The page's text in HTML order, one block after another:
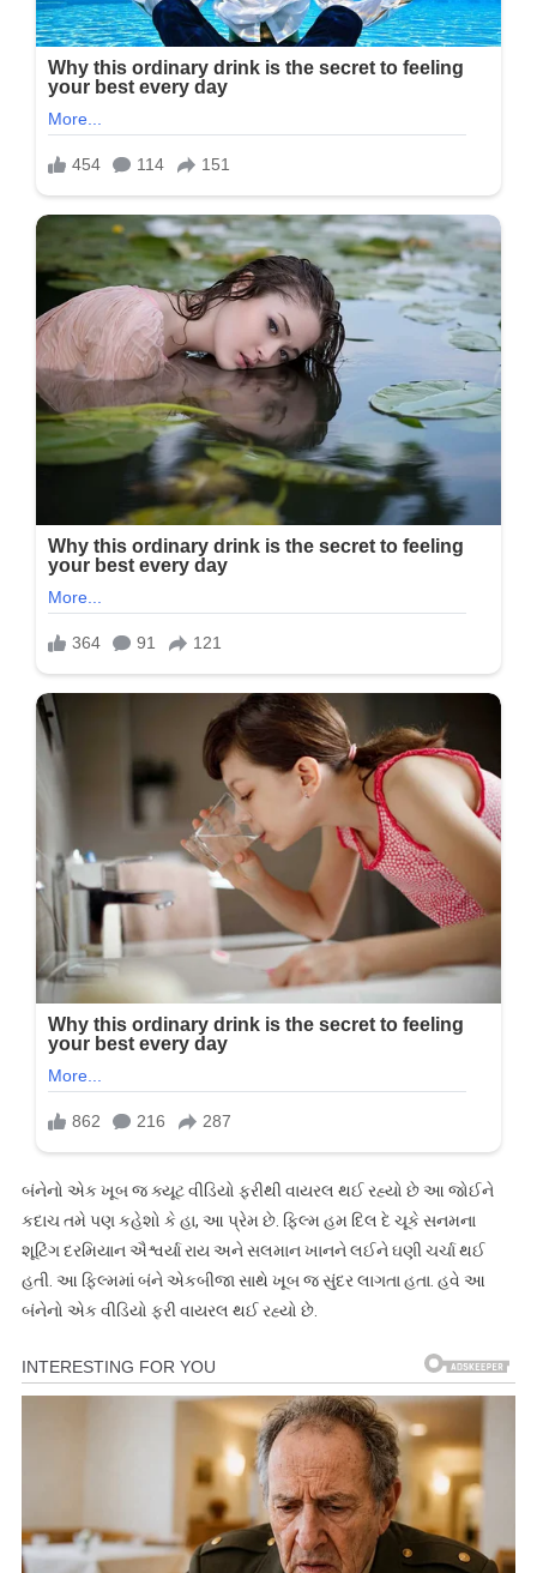
બંનેનો એક ખૂબ જ ક્યૂટ વીડિયો ફરીથી વાયરલ થઈ રહ્યો છે આ જોઈને
કદાચ તમે પણ કહેશો કે હા, આ પ્રેમ છે. ફિલ્મ હમ દિલ દે ચૂકે સનમના
શૂટિંગ દરમિયાન ઐશ્વર્યા રાય અને સલમાન ખાનને લઈને ઘણી ચર્ચા થઈ
હતી. આ ફિલ્મમાં બંને એકબીજા સાથે ખૂબ જ સુંદર લાગતા હતા. હવે આ
બંનેનો એક વીડિયો ફરી વાયરલ થઈ રહ્યો છે.